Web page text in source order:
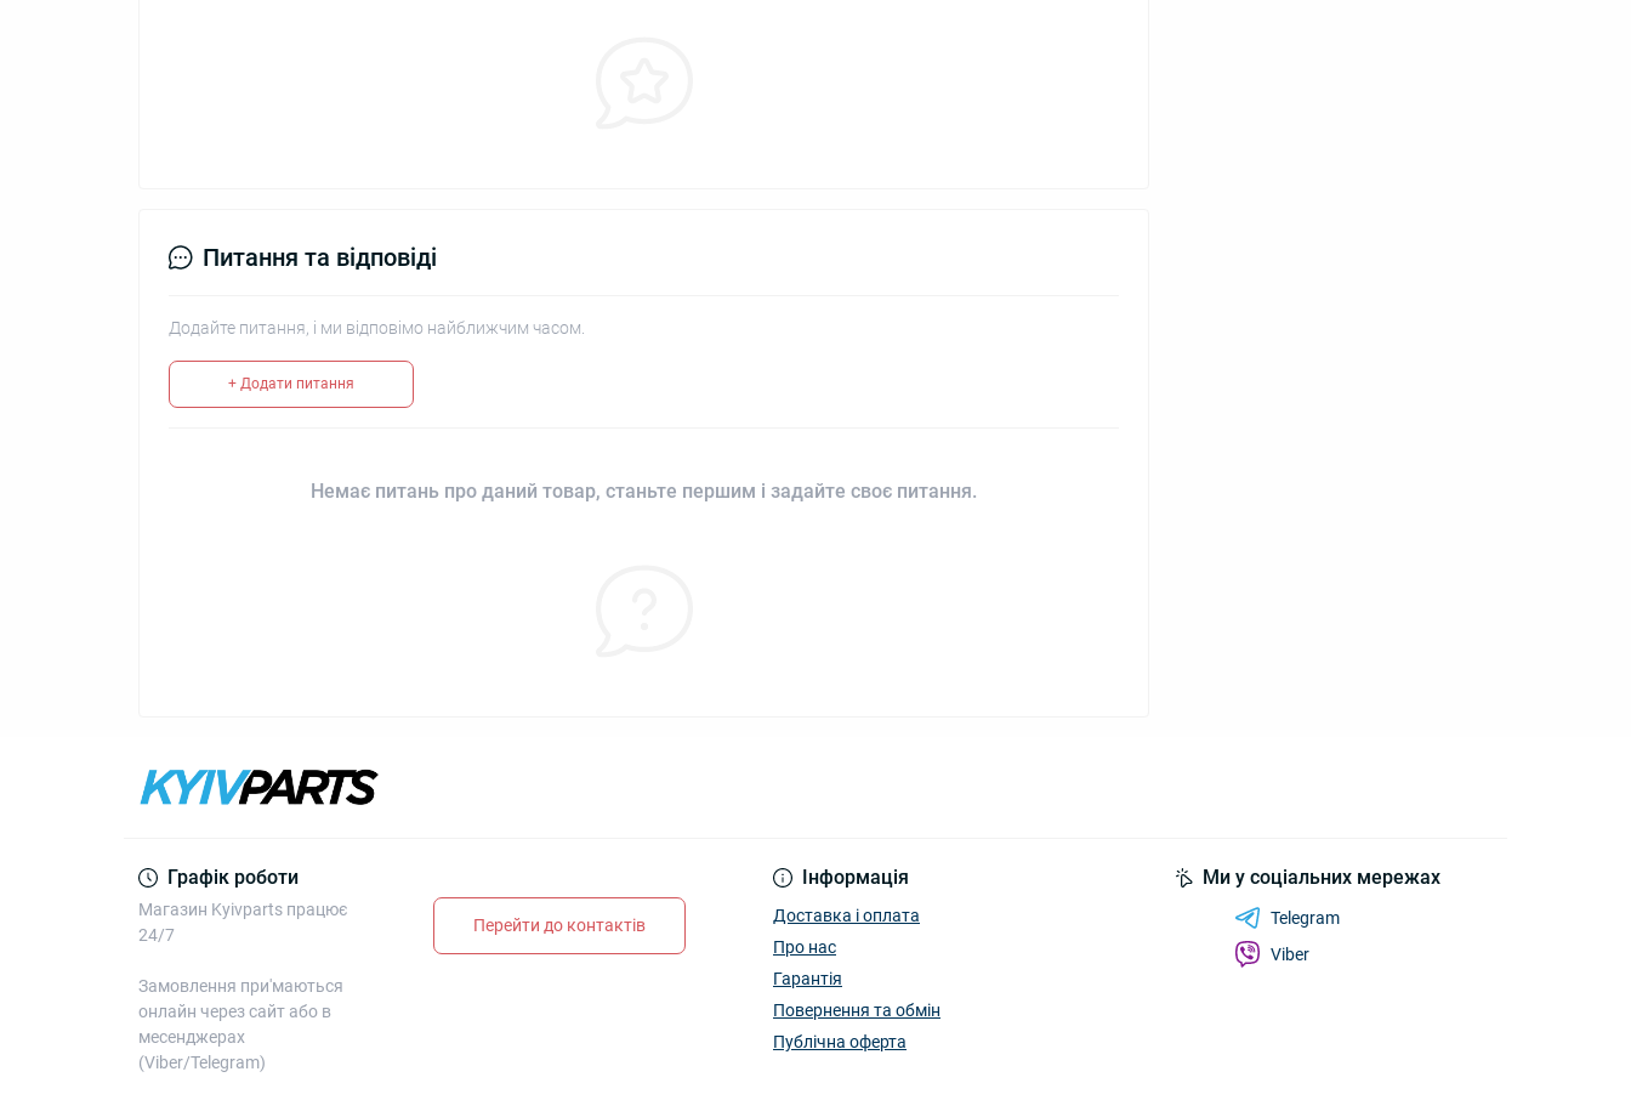
Питання та відповіді
Додайте питання, і ми відповімо найближчим часом.
+ Додати питання
Немає питань про даний товар, станьте першим і задайте своє питання.
Графік роботи
Магазин Kyivparts працює
24/7
Замовлення при'маються
онлайн через сайт або в
месенджерах
(Viber/Telegram)
Перейти до контактів
Інформація
Доставка і оплата
Про нас
Гарантія
Повернення та обмін
Публічна оферта
Ми у соціальних мережах
Telegram
Viber